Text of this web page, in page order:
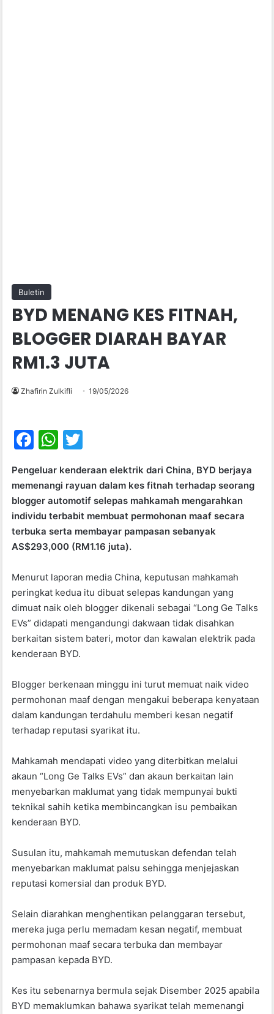
Buletin
BYD MENANG KES FITNAH,
BLOGGER DIARAH BAYAR
RM1.3 JUTA
Zhafirin Zulkifli 19/05/2026
F
c
e
b
o
o
k
W
at
s
A
p
p
itt
er
Pengeluar kenderaan elektrik dari China, BYD berjaya
memenangi rayuan dalam kes fitnah terhadap seorang
blogger automotif selepas mahkamah mengarahkan
individu terbabit membuat permohonan maaf secara
terbuka serta membayar pampasan sebanyak
AS$293,000 (RM1.16 juta).
Menurut laporan media China, keputusan mahkamah
peringkat kedua itu dibuat selepas kandungan yang
dimuat naik oleh blogger dikenali sebagai “Long Ge Talks
EVs” didapati mengandungi dakwaan tidak disahkan
berkaitan sistem bateri, motor dan kawalan elektrik pada
kenderaan BYD.
Blogger berkenaan minggu ini turut memuat naik video
permohonan maaf dengan mengakui beberapa kenyataan
dalam kandungan terdahulu memberi kesan negatif
terhadap reputasi syarikat itu.
Mahkamah mendapati video yang diterbitkan melalui
akaun “Long Ge Talks EVs” dan akaun berkaitan lain
menyebarkan maklumat yang tidak mempunyai bukti
teknikal sahih ketika membincangkan isu pembaikan
kenderaan BYD.
Susulan itu, mahkamah memutuskan defendan telah
menyebarkan maklumat palsu sehingga menjejaskan
reputasi komersial dan produk BYD.
Selain diarahkan menghentikan pelanggaran tersebut,
mereka juga perlu memadam kesan negatif, membuat
permohonan maaf secara terbuka dan membayar
pampasan kepada BYD.
Kes itu sebenarnya bermula sejak Disember 2025 apabila
BYD memaklumkan bahawa syarikat telah memenangi